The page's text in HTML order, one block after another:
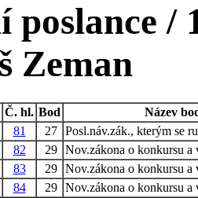
poslance /
Zeman
Č. hl. Bod
Název
81 27 Posl.náv.zák., kterým se
82 29 Nov.zákona o konkursu a
83 29 Nov.zákona o konkursu a
84 29 Nov.zákona o konkursu a